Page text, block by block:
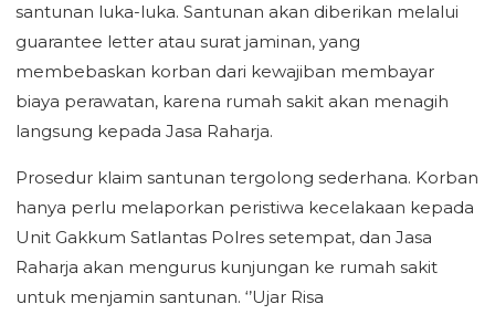
santunan luka-luka. Santunan akan diberikan melalui
guarantee letter atau surat jaminan, yang
membebaskan korban dari kewajiban membayar
biaya perawatan, karena rumah sakit akan menagih
langsung kepada Jasa Raharja.
Prosedur klaim santunan tergolong sederhana. Korban
hanya perlu melaporkan peristiwa kecelakaan kepada
Unit Gakkum Satlantas Polres setempat, dan Jasa
Raharja akan mengurus kunjungan ke rumah sakit
untuk menjamin santunan. ‘’Ujar Risa